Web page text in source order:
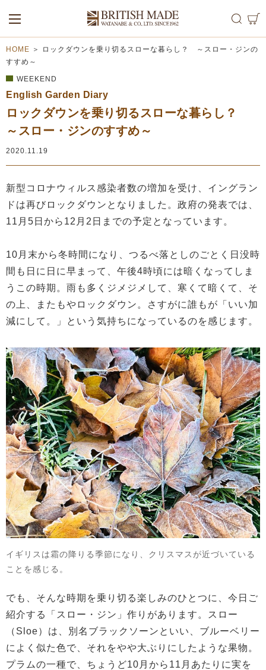
ALL MEN
WOMEN
HOME ＞
ロックダウンを乗り切るスローな暮らし？ ～スロー・ジンの
すすめ～
WEEKEND
English Garden Diary
ロックダウンを乗り切るスローな暮らし？
～スロー・ジンのすすめ～
2020.11.19
新型コロナウィルス感染者数の増加を受け、イングラン
ドは再びロックダウンとなりました。政府の発表では、
11月5日から12月2日までの予定となっています。
10月末から冬時間になり、つるべ落としのごとく日没時
間も日に日に早まって、午後4時頃には暗くなってしま
うこの時期。雨も多くジメジメして、寒くて暗くて、そ
の上、またもやロックダウン。さすがに誰もが「いい加
減にして。」という気持ちになっているのを感じます。
イギリスは霜の降りる季節になり、クリスマスが近づいている
ことを感じる。
でも、そんな時期を乗り切る楽しみのひとつに、今日ご
紹介する「スロー・ジン」作りがあります。スロー
（Sloe）は、別名ブラックソーンといい、ブルーベリー
によく似た色で、それをやや大ぶりにしたような果物。
プラムの一種で、ちょうど10月から11月あたりに実を